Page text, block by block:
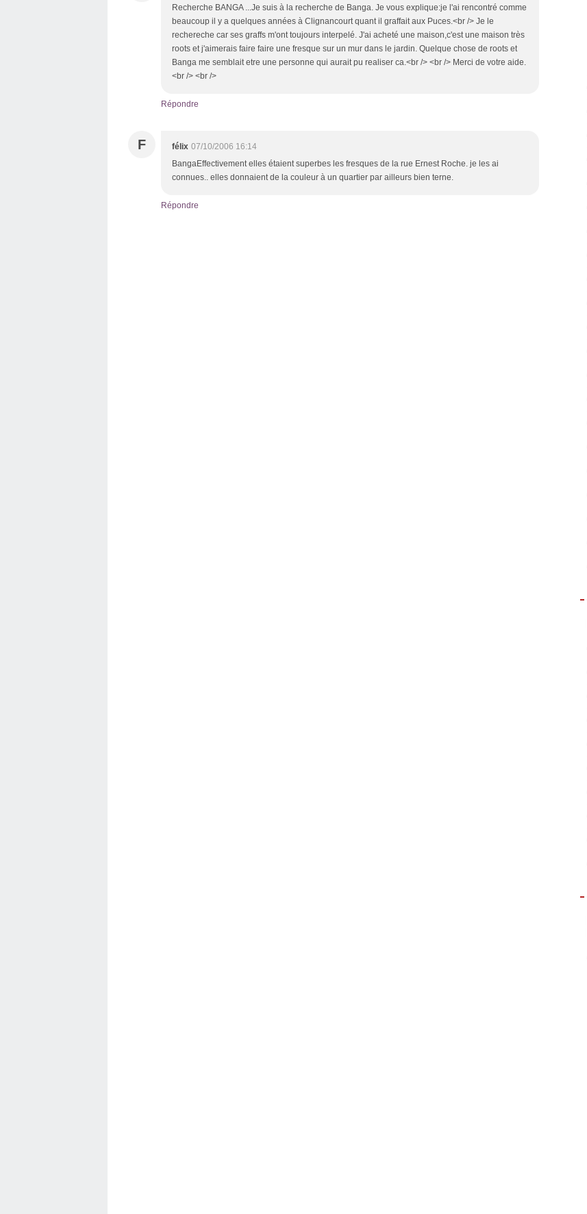
Recherche BANGA ...Je suis à la recherche de Banga. Je vous explique:je l'ai rencontré comme
beaucoup il y a quelques années à Clignancourt quant il graffait aux Puces.<br /> Je le
rechereche car ses graffs m'ont toujours interpelé. J'ai acheté une maison,c'est une maison très
roots et j'aimerais faire faire une fresque sur un mur dans le jardin. Quelque chose de roots et
Banga me semblait etre une personne qui aurait pu realiser ca.<br /> <br /> Merci de votre aide.
<br /> <br />
Répondre
F félix 07/10/2006 16:14
BangaEffectivement elles étaient superbes les fresques de la rue Ernest Roche. je les ai
connues.. elles donnaient de la couleur à un quartier par ailleurs bien terne.
Répondre